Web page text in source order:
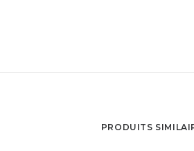
PRODUITS